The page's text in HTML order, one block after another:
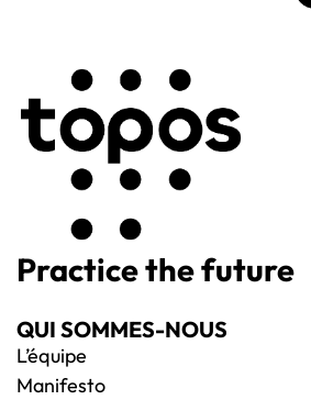
Practice the future
QUI SOMMES-NOUS
L’équipe
Manifesto